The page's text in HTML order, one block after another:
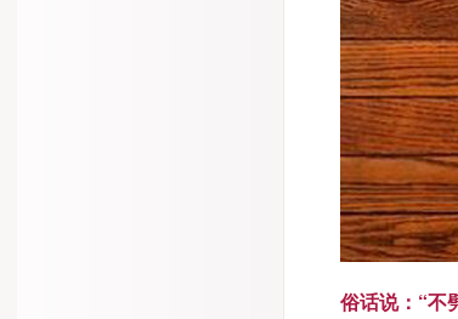
俗话说：“不